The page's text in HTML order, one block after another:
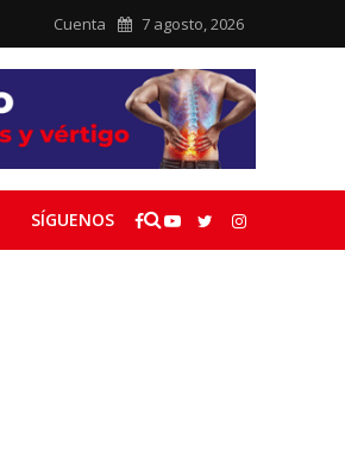
Cuenta 7 agosto, 2026
SÍGUENOS